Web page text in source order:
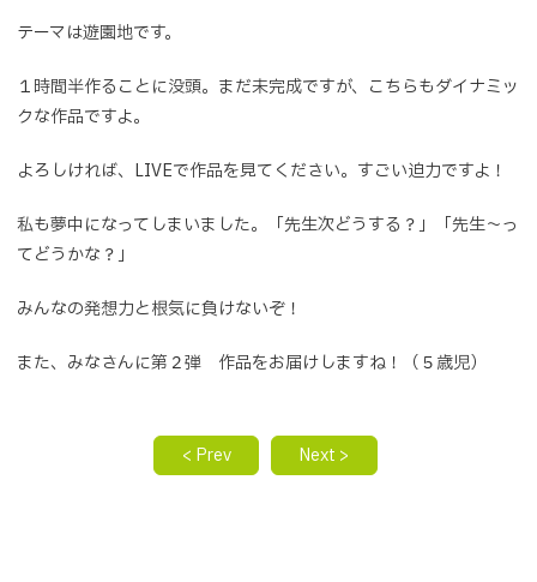
テーマは遊園地です。
１時間半作ることに没頭。まだ未完成ですが、こちらもダイナミッ
クな作品ですよ。
よろしければ、LIVEで作品を見てください。すごい迫力ですよ！
私も夢中になってしまいました。「先生次どうする？」「先生～っ
てどうかな？」
みんなの発想力と根気に負けないぞ！
また、みなさんに第２弾 作品をお届けしますね！（５歳児）
< Prev Next >